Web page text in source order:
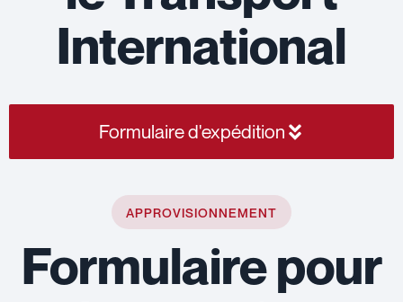
International
Formulaire d'expédition
APPROVISIONNEMENT
Formulaire pour